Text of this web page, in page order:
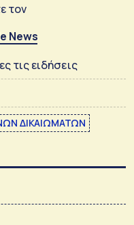
τον
News
τις ειδήσεις
ΔΙΚΑΙΩΜΑΤΩΝ